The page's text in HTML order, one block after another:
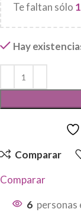
Te faltan sólo
Hay
Comparar
Comparar
6 personas